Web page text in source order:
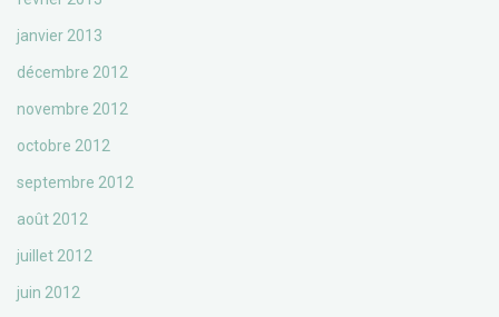
janvier 2013
décembre 2012
novembre 2012
octobre 2012
septembre 2012
août 2012
juillet 2012
juin 2012